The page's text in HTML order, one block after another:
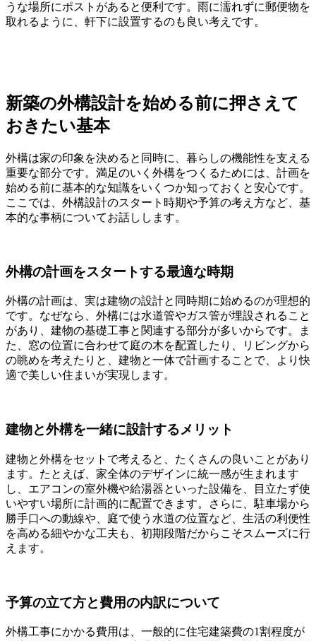
うな場所にポストがあると便利です。雨に濡れずに郵便物を
取れるように、軒下に設置するのも良い考えです。
新築の外構設計を始める前に押さえて
おきたい基本
外構は家の印象を決めると同時に、暮らしの機能性を支える
重要な部分です。満足のいく外構をつくるためには、計画を
始める前に基本的な知識をいくつか知っておくと安心です。
ここでは、外構設計のスタート時期や予算の考え方など、基
本的な事柄についてお話しします。
外構の計画をスタートする最適な時期
外構の計画は、実は建物の設計と同時期に始めるのが理想的
です。なぜなら、外構には水道管やガス管が埋設されること
があり、建物の基礎工事と関連する部分が多いからです。ま
た、窓の位置に合わせて庭の木を配置したり、リビングから
の眺めを考えたりと、建物と一体で計画することで、より快
適で美しい住まいが実現します。
建物と外構を一緒に設計するメリット
建物と外構をセットで考えると、たくさんの良いことがあり
ます。たとえば、家全体のデザインに統一感が生まれます
し、エアコンの室外機や給湯器といった設備を、目立たず使
いやすい場所に計画的に配置できます。さらに、駐車場から
勝手口への動線や、庭で使う水道の位置など、生活の利便性
を高める細やかな工夫も、初期段階だからこそスムーズに行
えます。
予算の立て方と費用の内訳について
外構工事にかかる費用は、一般的に住宅建築費の1割程度が